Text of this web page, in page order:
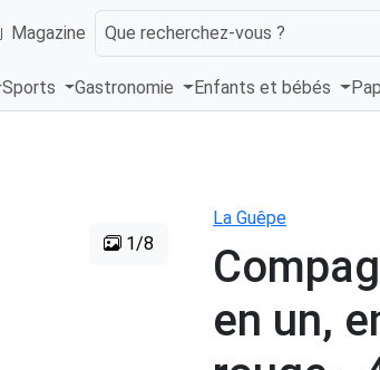
Magazine Que recherchez-vous ?
Sports Gastronomie Enfants et bébés
1/8
La Guêpe
en un,